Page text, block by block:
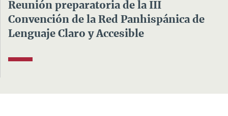
Reunión preparatoria de la III
Convención de la Red Panhispánica de
Lenguaje Claro y Accesible